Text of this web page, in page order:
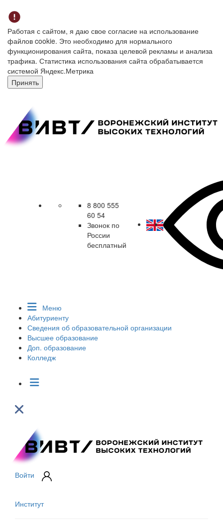
Работая с сайтом, я даю свое согласие на использование
файлов cookie. Это необходимо для нормального
функционирования сайта, показа целевой рекламы и анализа
трафика. Статистика использования сайта обрабатывается
системой Яндекс.Метрика
Принять
8 800 555
60 54
Звонок по
России
бесплатный
Меню
Абитуриенту
Сведения об образовательной организации
Высшее образование
Доп. образование
Колледж
Войти
Институт